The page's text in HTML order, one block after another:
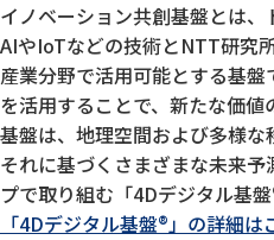
イノベーション共創基盤とは
AIやIoTなどの技術とNTT研究
産業分野で活用可能とする基
を活用することで、新たな価
基盤は、地理空間および多様な
それに基づくさまざまな未来
プで取り組む「4Dデジタル基
「4Dデジタル基盤®」の詳細は